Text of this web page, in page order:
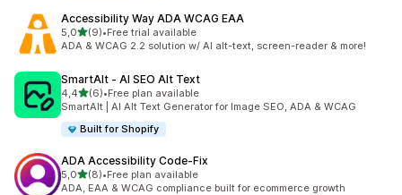
Accessibility Way ADA WCAG EAA
5,0stelle su 5
(9)
9 recensioni totali
•Free trial available
ADA & WCAG 2.2 solution w/ AI alt-text, screen-reader & more!
SmartAlt ‑ AI SEO Alt Text
4,4stelle su 5
(6)
6 recensioni totali
•Free plan available
SmartAlt | AI Alt Text Generator for Image SEO, ADA & WCAG
Built for Shopify
ADA Accessibility Code‑Fix
5,0stelle su 5
(8)
8 recensioni totali
•Free plan available
ADA, EAA & WCAG compliance built for ecommerce growth